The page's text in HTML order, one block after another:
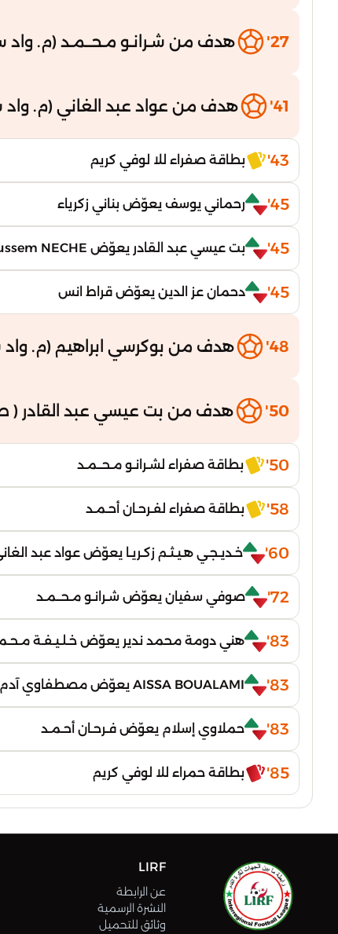
27' هدف من شـرانـو مـحــمـد (م.
41' هدف من عواد عبد الغاني (م.
43' بطاقة صفراء للا لوفي كريم
45' رحماني يوسف يعوّض بناني زكرياء
45' بت عيسي عبد القادر يعوّض Houssem NECHE
45' دحمان عز الدين يعوّض قراط انس
48' هدف من بوكرسي ابراهيم (م.
50' هدف من بت عيسي عبد القادر (
50' بطاقة صفراء لشـرانـو مـحــمـد
58' بطاقة صفراء لفـرحـان أحـمـد
60' خـديـجـي هـيـثـم زكـريـا يعوّض عواد عبد
72' صوفي سفيان يعوّض شـرانـو مـحــمـد
83' هني دومة محمد ندير يعوّض خـلـيـفـة
83' AISSA BOUALAMI يعوّض مصطفاوي آدم
83' حملاوي إسلام يعوّض فـرحـان أحـمـد
85' بطاقة حمراء للا لوفي كريم
LIRF
عن الرابطة
النشرة الرسمية
وثائق للتحميل